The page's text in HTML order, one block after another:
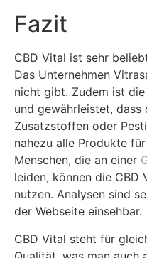
Fazit
CBD Vital ist sehr
Das Unternehmen
nicht gibt. Zudem ist
und gewährleistet,
Zusatzstoffen oder
nahezu alle Produkte
Menschen, die an einer
leiden, können die CBD
nutzen. Analysen sind
der Webseite einsehbar.
CBD Vital steht für